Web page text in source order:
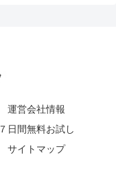
運営会社情報
７日間無料お試し
サイトマップ